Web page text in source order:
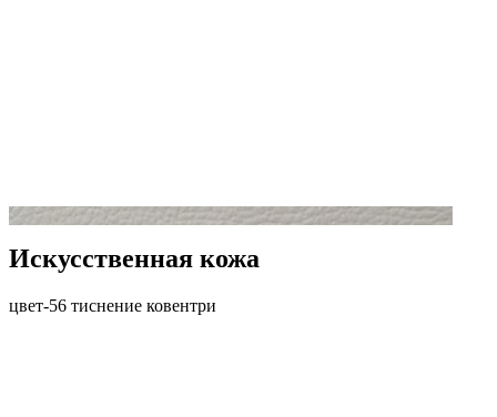
Искусственная кожа
цвет-56 тиснение ковентри